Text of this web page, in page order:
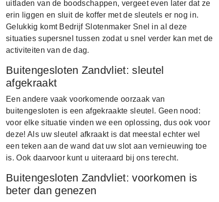
uitladen van de boodschappen, vergeet even later dat ze
erin liggen en sluit de koffer met de sleutels er nog in.
Gelukkig komt Bedrijf Slotenmaker Snel in al deze
situaties supersnel tussen zodat u snel verder kan met de
activiteiten van de dag.
Buitengesloten Zandvliet: sleutel
afgekraakt
Een andere vaak voorkomende oorzaak van
buitengesloten is een afgekraakte sleutel. Geen nood:
voor elke situatie vinden we een oplossing, dus ook voor
deze! Als uw sleutel afkraakt is dat meestal echter wel
een teken aan de wand dat uw slot aan vernieuwing toe
is. Ook daarvoor kunt u uiteraard bij ons terecht.
Buitengesloten Zandvliet: voorkomen is
beter dan genezen